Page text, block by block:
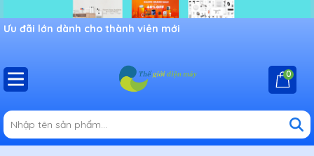
Ưu đãi lớn dành cho thành viên mới
0